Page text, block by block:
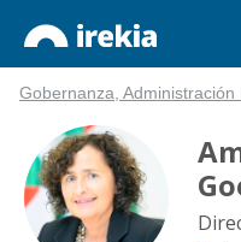
Gobernanza, Administración